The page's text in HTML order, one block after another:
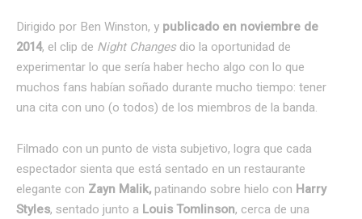
Dirigido por Ben Winston, y publicado en noviembre de
2014, el clip de Night Changesdio la oportunidad de
experimentar lo que sería haber hecho algo con lo que
muchos fans habían soñado durante mucho tiempo: tener
una cita con uno (o todos) de los miembros de la banda.
Filmado con un punto de vista subjetivo, logra que cada
espectador sienta que está sentado en un restaurante
elegante con Zayn Malik, patinando sobre hielo con Harry
Styles, sentado junto a Louis Tomlinson, cerca de una